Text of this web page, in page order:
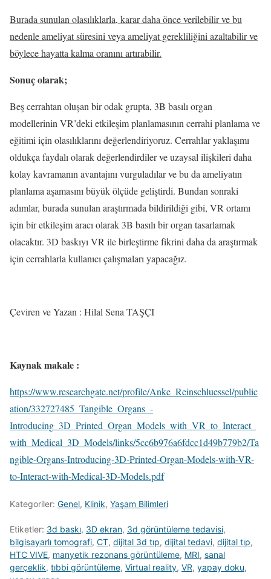
Burada sunulan olasılıklarla, karar daha önce verilebilir ve bu
nedenle ameliyat süresini veya ameliyat gerekliliğini azaltabilir ve
böylece hayatta kalma oranını artırabilir.
Sonuç olarak;
Beş cerrahtan oluşan bir odak grupta, 3B basılı organ
modellerinin VR’deki etkileşim planlamasının cerrahi planlama ve
eğitimi için olasılıklarını değerlendiriyoruz. Cerrahlar yaklaşımı
oldukça faydalı olarak değerlendirdiler ve uzaysal ilişkileri daha
kolay kavramanın avantajını vurguladılar ve bu da ameliyatın
planlama aşamasını büyük ölçüde geliştirdi. Bundan sonraki
adımlar, burada sunulan araştırmada bildirildiği gibi, VR ortamı
için bir etkileşim aracı olarak 3B basılı bir organ tasarlamak
olacaktır. 3D baskıyı VR ile birleştirme fikrini daha da araştırmak
için cerrahlarla kullanıcı çalışmaları yapacağız.
Çeviren ve Yazan : Hilal Sena TAŞÇI
Kaynak makale :
https://www.researchgate.net/profile/Anke_Reinschluessel/public
ation/332727485_Tangible_Organs_-
Introducing_3D_Printed_Organ_Models_with_VR_to_Interact_
with_Medical_3D_Models/links/5cc6b976a6fdcc1d49b779b2/Ta
ngible-Organs-Introducing-3D-Printed-Organ-Models-with-VR-
to-Interact-with-Medical-3D-Models.pdf
Kategoriler: Genel, Klinik, Yaşam Bilimleri
Etiketler: 3d baskı, 3D ekran, 3d görüntüleme tedavisi,
bilgisayarlı tomografi, CT, dijital 3d tıp, dijital tedavi, dijital tıp,
HTC VIVE, manyetik rezonans görüntüleme, MRI, sanal
gerçeklik, tıbbi görüntüleme, Virtual reality, VR, yapay doku,